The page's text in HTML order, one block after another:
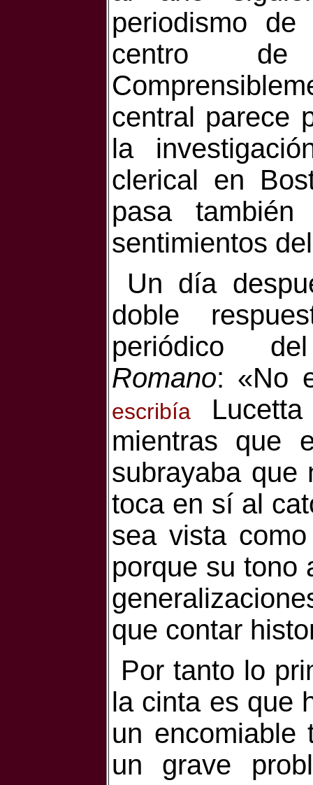
periodismo
centro
central parece
la
clerical en
pasa
sentimientos
Un día
doble
periódico
Romano: «No
escribía
mientras
subrayaba que
toca en sí al
sea vista
porque su tono
que contar
Por tanto lo
la cinta es que
un encomiable
un grave